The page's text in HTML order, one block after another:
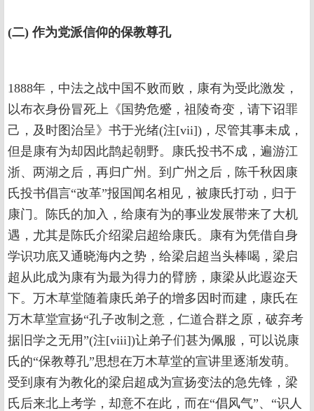
(二) 作为党派信仰的保教尊孔
1888年，中法之战中国不败而败，康有为受此激发，
以布衣身份冒死上《国势危蹙，祖陵奇变，请下诏罪
己，及时图治呈》书于光绪(注[vii])，尽管其事未成，
但是康有为却因此鹊起朝野。康氏投书不成，遍游江
浙、两湖之后，再归广州。到广州之后，陈千秋因康
氏投书倡言“改革”报国闻名相见，被康氏打动，归于
康门。陈氏的加入，给康有为的事业发展带来了大机
遇，尤其是陈氏介绍梁启超给康氏。康有为凭借自身
学识功底又通晓海内之势，给梁启超当头棒喝，梁启
超从此成为康有为最为得力的臂膀，康梁从此遐迩天
下。万木草堂随着康氏弟子的增多因时而建，康氏在
万木草堂宣扬“孔子改制之意，仁道合群之原，破弃考
据旧学之无用”(注[viii])让弟子们甚为佩服，可以说康
氏的“保教尊孔”思想在万木草堂的宣讲里逐渐发萌。
受到康有为教化的梁启超成为宣扬变法的急先锋，梁
氏后来北上考学，却意不在此，而在“倡风气”、“识人